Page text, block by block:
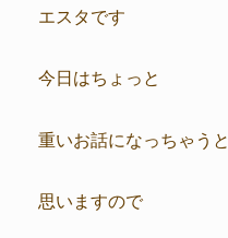
エスタです
今日はちょっと
重いお話になっちゃうと
思いますので